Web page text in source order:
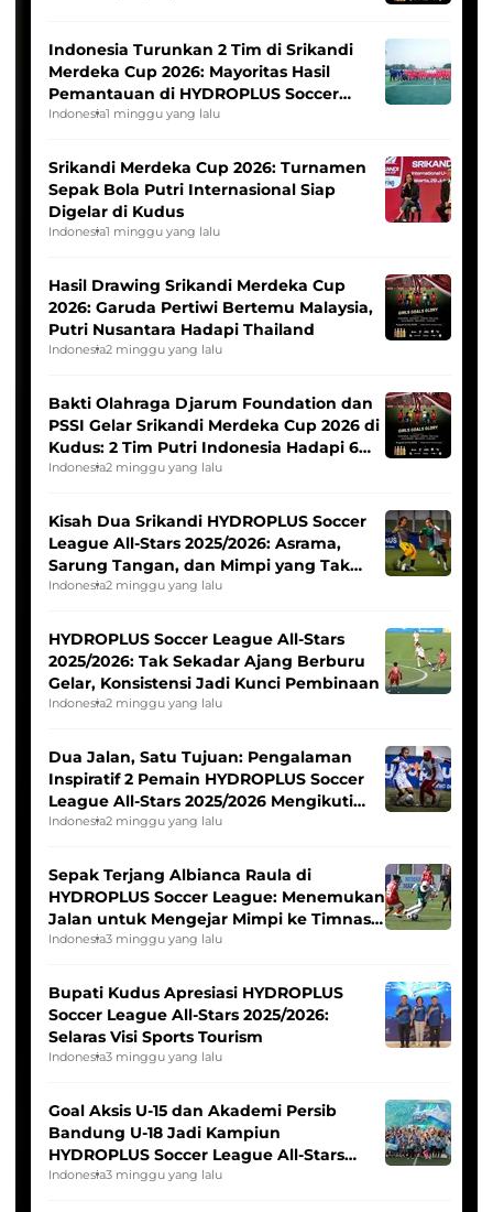
Indonesia Turunkan 2 Tim di Srikandi
Merdeka Cup 2026: Mayoritas Hasil
Pemantauan di HYDROPLUS Soccer
League
Indonesia1 minggu yang lalu
Srikandi Merdeka Cup 2026: Turnamen
Sepak Bola Putri Internasional Siap
Digelar di Kudus
Indonesia1 minggu yang lalu
Hasil Drawing Srikandi Merdeka Cup
2026: Garuda Pertiwi Bertemu Malaysia,
Putri Nusantara Hadapi Thailand
Indonesia2 minggu yang lalu
Bakti Olahraga Djarum Foundation dan
PSSI Gelar Srikandi Merdeka Cup 2026 di
Kudus: 2 Tim Putri Indonesia Hadapi 6
Tim Asia
Indonesia2 minggu yang lalu
Kisah Dua Srikandi HYDROPLUS Soccer
League All-Stars 2025/2026: Asrama,
Sarung Tangan, dan Mimpi yang Tak
Pernah Padam
Indonesia2 minggu yang lalu
HYDROPLUS Soccer League All-Stars
2025/2026: Tak Sekadar Ajang Berburu
Gelar, Konsistensi Jadi Kunci Pembinaan
Indonesia2 minggu yang lalu
Dua Jalan, Satu Tujuan: Pengalaman
Inspiratif 2 Pemain HYDROPLUS Soccer
League All-Stars 2025/2026 Mengikuti
Seleksi Timnas Indonesia Putri
Indonesia2 minggu yang lalu
Sepak Terjang Albianca Raula di
HYDROPLUS Soccer League: Menemukan
Jalan untuk Mengejar Mimpi ke Timnas
Indonesia Putri
Indonesia3 minggu yang lalu
Bupati Kudus Apresiasi HYDROPLUS
Soccer League All-Stars 2025/2026:
Selaras Visi Sports Tourism
Indonesia3 minggu yang lalu
Goal Aksis U-15 dan Akademi Persib
Bandung U-18 Jadi Kampiun
HYDROPLUS Soccer League All-Stars
2025/2026
Indonesia3 minggu yang lalu